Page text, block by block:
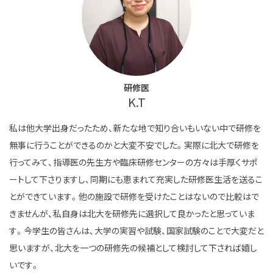
研修医
K.T
私は他大学出身だったため、新たな地で知り合いもいない中で研修を
無事に行うことができるのかと大変不安でした。実際に北大で研修を
行ってみて、指導医の先生方や臨床研修センターの方々は手厚くサポ
ートして下さりますし、同期にも恵まれて充実した研修医生活を送るこ
とができています。他の施設で研修を受けたことはないので比較はで
きませんが、私自身は北大を研修先に選択して良かったと思っていま
す。今学生の皆さんは、大学の実習や試験、国家試験のことで大変だと
思いますが、北大を一つの研修先の候補として検討して下されば嬉し
いです。